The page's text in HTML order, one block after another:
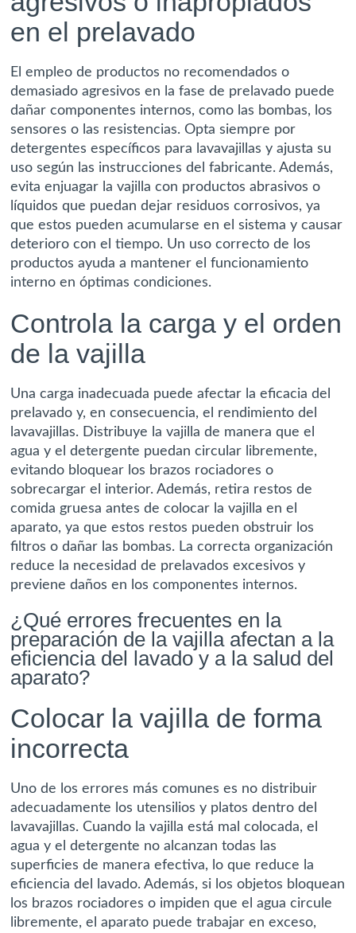
en el prelavado
El empleo de productos no recomendados o
demasiado agresivos en la fase de prelavado puede
dañar componentes internos, como las bombas, los
sensores o las resistencias. Opta siempre por
detergentes específicos para lavavajillas y ajusta su
uso según las instrucciones del fabricante. Además,
evita enjuagar la vajilla con productos abrasivos o
líquidos que puedan dejar residuos corrosivos, ya
que estos pueden acumularse en el sistema y causar
deterioro con el tiempo. Un uso correcto de los
productos ayuda a mantener el funcionamiento
interno en óptimas condiciones.
Controla la carga y el orden
de la vajilla
Una carga inadecuada puede afectar la eficacia del
prelavado y, en consecuencia, el rendimiento del
lavavajillas. Distribuye la vajilla de manera que el
agua y el detergente puedan circular libremente,
evitando bloquear los brazos rociadores o
sobrecargar el interior. Además, retira restos de
comida gruesa antes de colocar la vajilla en el
aparato, ya que estos restos pueden obstruir los
filtros o dañar las bombas. La correcta organización
reduce la necesidad de prelavados excesivos y
previene daños en los componentes internos.
¿Qué errores frecuentes en la
preparación de la vajilla afectan a la
eficiencia del lavado y a la salud del
aparato?
Colocar la vajilla de forma
incorrecta
Uno de los errores más comunes es no distribuir
adecuadamente los utensilios y platos dentro del
lavavajillas. Cuando la vajilla está mal colocada, el
agua y el detergente no alcanzan todas las
superficies de manera efectiva, lo que reduce la
eficiencia del lavado. Además, si los objetos bloquean
los brazos rociadores o impiden que el agua circule
libremente, el aparato puede trabajar en exceso,